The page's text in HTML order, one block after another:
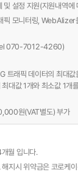
및 설정 지원(지원내역에
픽 모니터링, WebAlizer
070-7012-4260)
트래픽 데이터의 최대값
대값 1개와 최소값 1개
원(VAT별도) 부가
월 입니다.
지시 위약금은 코로케